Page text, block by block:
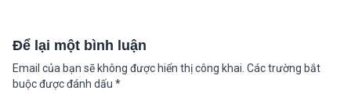
Để lại một bình luận
Email của bạn sẽ không được hiển thị công khai. Các trường bắt
buộc được đánh dấu *